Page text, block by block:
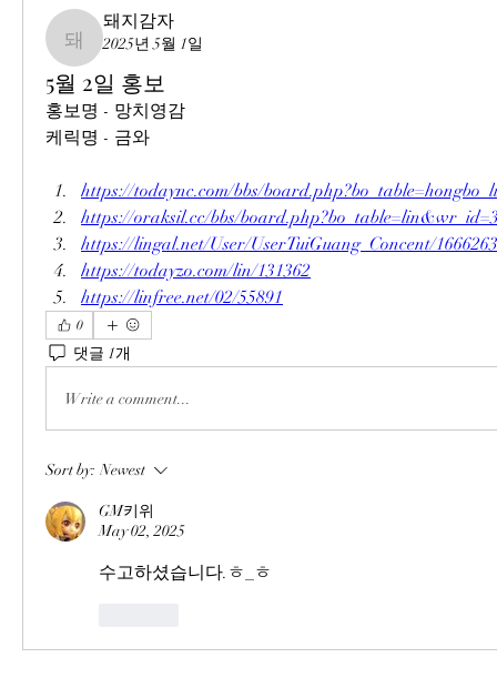
돼지감자
돼지감자
2025년 5월 1일
5월 2일 홍보
홍보명 - 망치영감
케릭명 - 금와
https://todaync.com/bbs/
https://oraksil.cc/bbs/
https://lingal.net/User/UserTuiGuang_Concent/1666263
https://todayzo.com/lin/131362
https://linfree.net/02/55891
0
댓글 1개
Write a comment...
Sort by: Newest
GM키위
May 02, 2025
수고하셨습니다.ㅎ_ㅎ